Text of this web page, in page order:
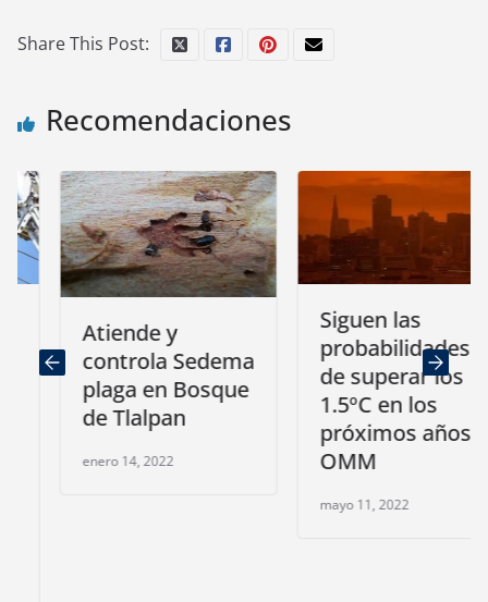
Share This Post:
Recomendaciones
Atiende y
controla Sedema
plaga en Bosque
de Tlalpan
enero 14, 2022
Siguen las
probabilidades
de superar los
1.5ºC en los
próximos años:
OMM
mayo 11, 2022